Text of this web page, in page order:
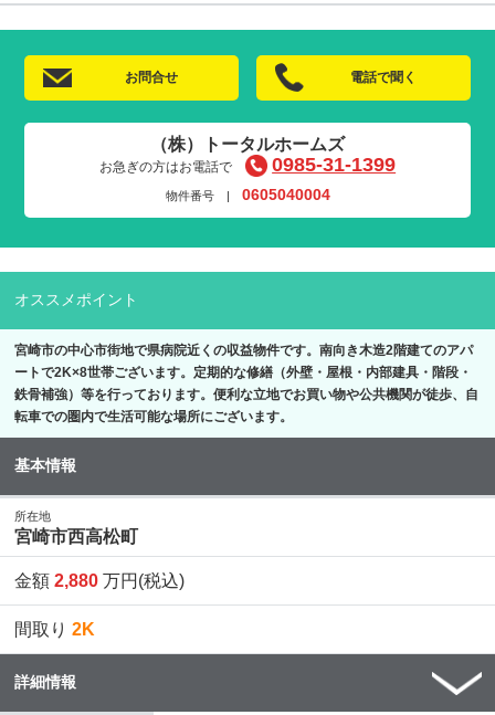
お問合せ 電話で聞く
（株）トータルホームズ
お急ぎの方はお電話で 0985-31-1399
物件番号 | 0605040004
オススメポイント
宮崎市の中心市街地で県病院近くの収益物件です。南向き木造2階建てのアパ
ートで2K×8世帯ございます。定期的な修繕（外壁・屋根・内部建具・階段・
鉄骨補強）等を行っております。便利な立地でお買い物や公共機関が徒歩、自
転車での圏内で生活可能な場所にございます。
基本情報
所在地
宮崎市西高松町
金額2,880 万円(税込)
間取り2K
詳細情報